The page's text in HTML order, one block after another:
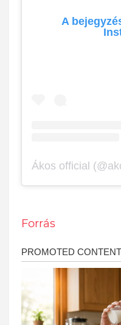
A
Forrás